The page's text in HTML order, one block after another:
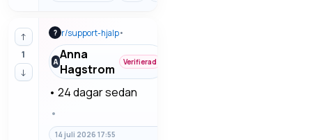
rubriken eller den
första känslan. Vi
går igenom
felsökning steg för
steg…
↑
1
↓
? r/support-hjalp•
AAnna
Hagstrom
Verifierad
• 24 dagar sedan
•
14 juli 2026 17:55